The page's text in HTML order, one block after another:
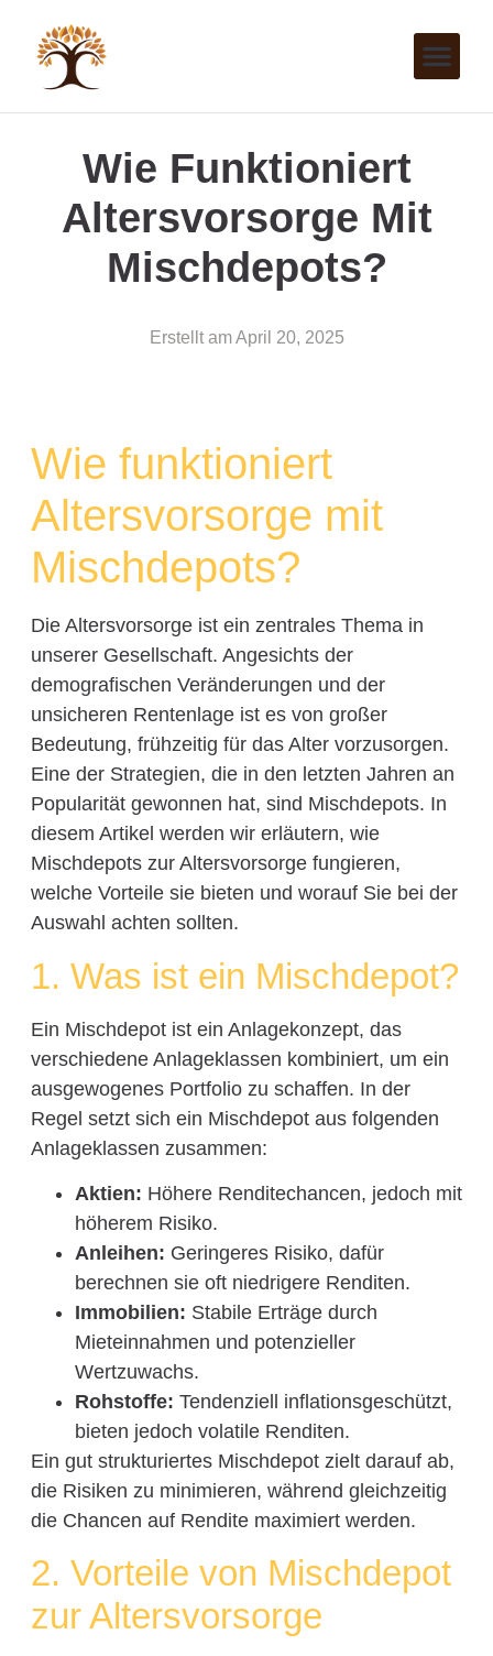
Wie Funktioniert
Altersvorsorge Mit
Mischdepots?
Erstellt am April 20, 2025
Wie funktioniert
Altersvorsorge mit
Mischdepots?
Die Altersvorsorge ist ein zentrales Thema in
unserer Gesellschaft. Angesichts der
demografischen Veränderungen und der
unsicheren Rentenlage ist es von großer
Bedeutung, frühzeitig für das Alter vorzusorgen.
Eine der Strategien, die in den letzten Jahren an
Popularität gewonnen hat, sind Mischdepots. In
diesem Artikel werden wir erläutern, wie
Mischdepots zur Altersvorsorge fungieren,
welche Vorteile sie bieten und worauf Sie bei der
Auswahl achten sollten.
1. Was ist ein Mischdepot?
Ein Mischdepot ist ein Anlagekonzept, das
verschiedene Anlageklassen kombiniert, um ein
ausgewogenes Portfolio zu schaffen. In der
Regel setzt sich ein Mischdepot aus folgenden
Anlageklassen zusammen:
Aktien: Höhere Renditechancen, jedoch mit
höherem Risiko.
Anleihen: Geringeres Risiko, dafür
berechnen sie oft niedrigere Renditen.
Immobilien: Stabile Erträge durch
Mieteinnahmen und potenzieller
Wertzuwachs.
Rohstoffe: Tendenziell inflationsgeschützt,
bieten jedoch volatile Renditen.
Ein gut strukturiertes Mischdepot zielt darauf ab,
die Risiken zu minimieren, während gleichzeitig
die Chancen auf Rendite maximiert werden.
2. Vorteile von Mischdepot
zur Altersvorsorge